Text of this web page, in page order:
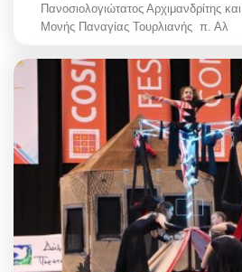
Mykonos Ticker TV
Sustainability
In Pictures
Science & Tech
Πανοσιολογιώτατος Αρχιμανδρίτης
Μονής Παναγίας Τουρλιανής π. Αλ